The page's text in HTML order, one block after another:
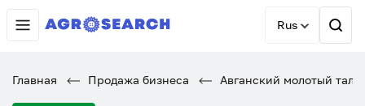
Rus
Главная Продажа бизнеса Авганский молотый